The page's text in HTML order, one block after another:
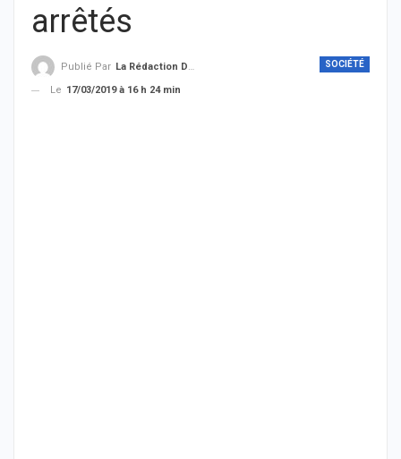
arrêtés
SOCIÉTÉ
Publié Par La Rédaction De THIEYSENEGAL.com
Le 17/03/2019 à 16 h 24 min